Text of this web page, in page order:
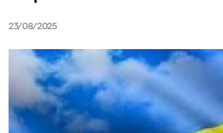
23/08/2025